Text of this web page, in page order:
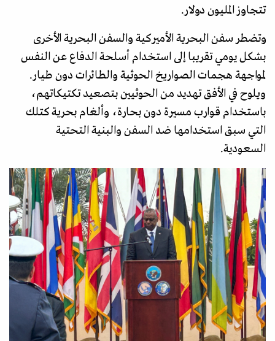
تتجاوز المليون دولار.
وتضطر سفن البحرية الأميركية والسفن البحرية الأخرى
بشكل يومي تقريبا إلى استخدام أسلحة الدفاع عن النفس
لمواجهة هجمات الصواريخ الحوثية والطائرات دون طيار.
ويلوح في الأفق تهديد من الحوثيين بتصعيد تكتيكاتهم،
باستخدام قوارب مسيرة دون بحارة، وألغام بحرية كتلك
التي سبق استخدامها ضد السفن والبنية التحتية
السعودية.